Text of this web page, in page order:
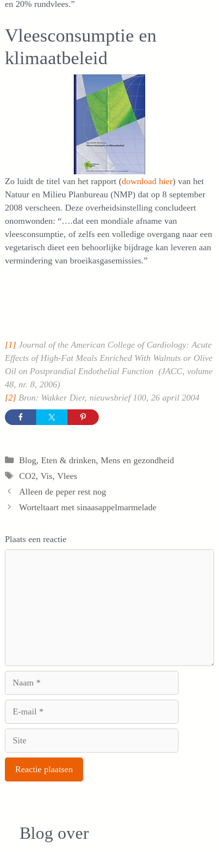
en 20% rundvlees.”
Vleesconsumptie en
klimaatbeleid
Zo luidt de titel van het rapport (download hier) van het
Natuur en Milieu Planbureau (NMP) dat op 8 september
2008 verscheen. Deze overheidsinstelling concludeert
onomwonden: “….dat een mondiale afname van
vleesconsumptie, of zelfs een volledige overgang naar een
vegetarisch dieet een behoorlijke bijdrage kan leveren aan
vermindering van broeikasgasemissies.”
[1] Journal of the American College of Cardiology: Acute
Effects of High-Fat Meals Enriched With Walnuts or Olive
Oil on Postprandial Endothelial Function (JACC, volume
48, nr. 8, 2006)
[2] Bron: Wakker Dier, nieuwsbrief 100, 26 april 2004
Categorieën
Blog, Eten & drinken, Mens en gezondheid
Tags
CO2, Vis, Vlees
Alleen de peper rest nog
Worteltaart met sinaasappelmarmelade
Plaats een reactie
Blog over